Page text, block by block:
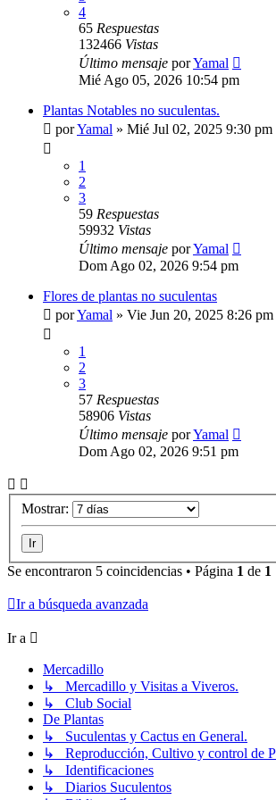
4
65 Respuestas
132466 Vistas
Último mensaje porYamal
Mié Ago 05, 2026 10:54 pm
Plantas Notables no suculentas.
porYamal » Mié Jul 02, 2025 9:30 pm
1
2
3
59 Respuestas
59932 Vistas
Último mensaje porYamal
Dom Ago 02, 2026 9:54 pm
Flores de plantas no suculentas
porYamal » Vie Jun 20, 2025 8:26 pm
1
2
3
57 Respuestas
58906 Vistas
Último mensaje porYamal
Dom Ago 02, 2026 9:51 pm
Mostrar:
Se encontraron 5 coincidencias • Página 1 de 1
Ir a búsqueda avanzada
Ir a
Mercadillo
↳ Mercadillo y Visitas a Viveros.
↳ Club Social
De Plantas
↳ Suculentas y Cactus en General.
↳ Reproducción, Cultivo y control de
↳ Identificaciones
↳ Diarios Suculentos